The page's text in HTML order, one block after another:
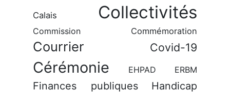
Calais Collectivités
Commission Commémoration
Courrier Covid-19
Cérémonie EHPAD ERBM
Finances publiques Handicap